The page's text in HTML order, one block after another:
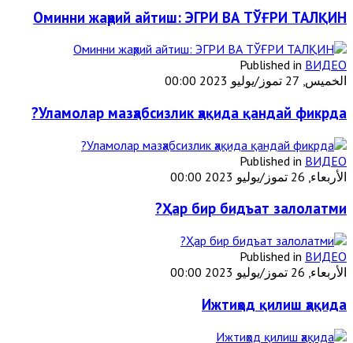
Оминни жаҳрий айтиш: ЭГРИ ВА ТЎҒРИ ТАЛҚИН
Published in ВИДЕО
الخميس, 27 تموز/يوليو 2023 00:00
Уламолар мазҳабсизлик ҳақида қандай фикрда?
Published in ВИДЕО
الأربعاء, 26 تموز/يوليو 2023 00:00
Ҳар бир бидъат залолатми?
Published in ВИДЕО
الأربعاء, 26 تموز/يوليو 2023 00:00
Ижтиҳод қилиш ҳақида